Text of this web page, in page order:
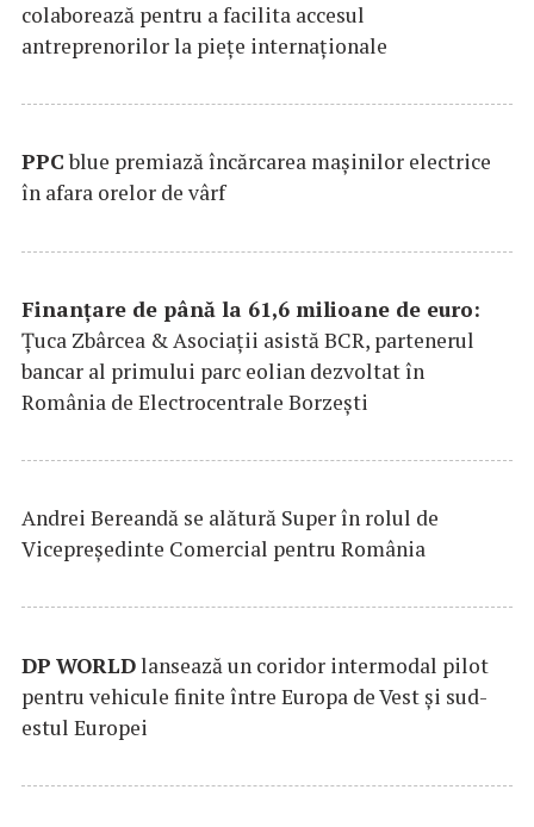
colaborează pentru a facilita accesul
antreprenorilor la pieţe internaţionale
PPCblue premiază încărcarea maşinilor electrice
în afara orelor de vârf
Finanțare de până la 61,6 milioane de euro:
Țuca Zbârcea & Asociații asistă BCR, partenerul
bancar al primului parc eolian dezvoltat în
România de Electrocentrale Borzești
Andrei Bereandă se alătură Super în rolul de
Vicepreședinte Comercial pentru România
DP WORLDlansează un coridor intermodal pilot
pentru vehicule finite între Europa de Vest și sud-
estul Europei